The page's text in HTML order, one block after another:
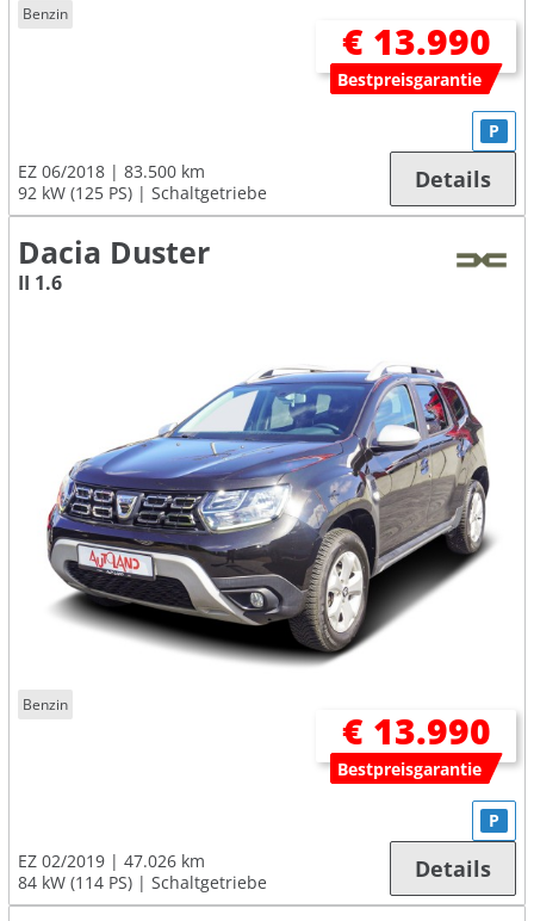
Benzin
€ 13.990
Bestpreisgarantie
EZ 06/2018
83.500 km
92 kW (125 PS)
Schaltgetriebe
P
Details
Dacia Duster
II 1.6
Benzin
€ 13.990
Bestpreisgarantie
EZ 02/2019
47.026 km
84 kW (114 PS)
Schaltgetriebe
P
Details